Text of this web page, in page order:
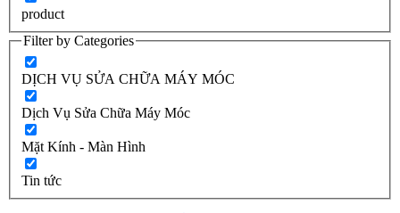
product
Filter by Categories
DỊCH VỤ SỬA CHỮA MÁY MÓC
Dịch Vụ Sửa Chữa Máy Móc
Mặt Kính - Màn Hình
Tin tức